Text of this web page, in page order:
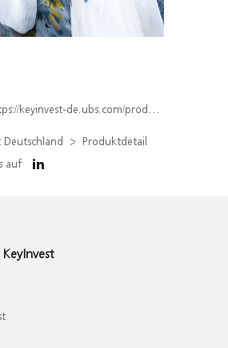
keyinvest-de.ubs.com/produkt/detail/index/isin/DE000WA41NU4
Deutschland
Produktdetail
auf